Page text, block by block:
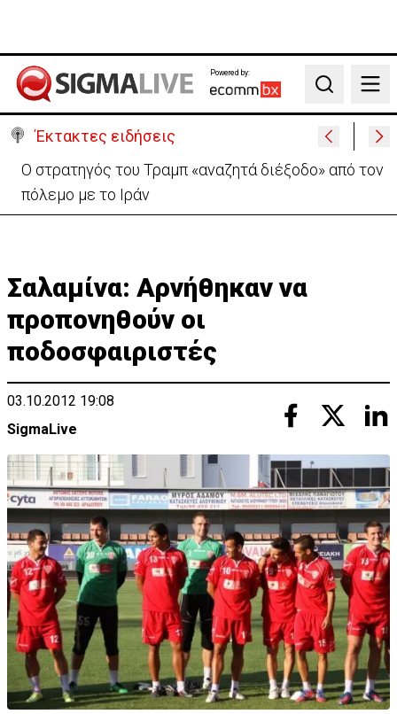
Powered by:
Search
Έκτακτες ειδήσεις
Ο στρατηγός του Τραμπ «αναζητά διέξοδο» από τον
πόλεμο με το Ιράν
Σαλαμίνα: Αρνήθηκαν να
προπονηθούν οι
ποδοσφαιριστές
03.10.2012 19:08
SigmaLive